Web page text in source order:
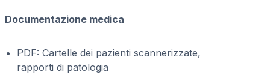
Documentazione medica
PDF: Cartelle dei pazienti scannerizzate,
rapporti di patologia